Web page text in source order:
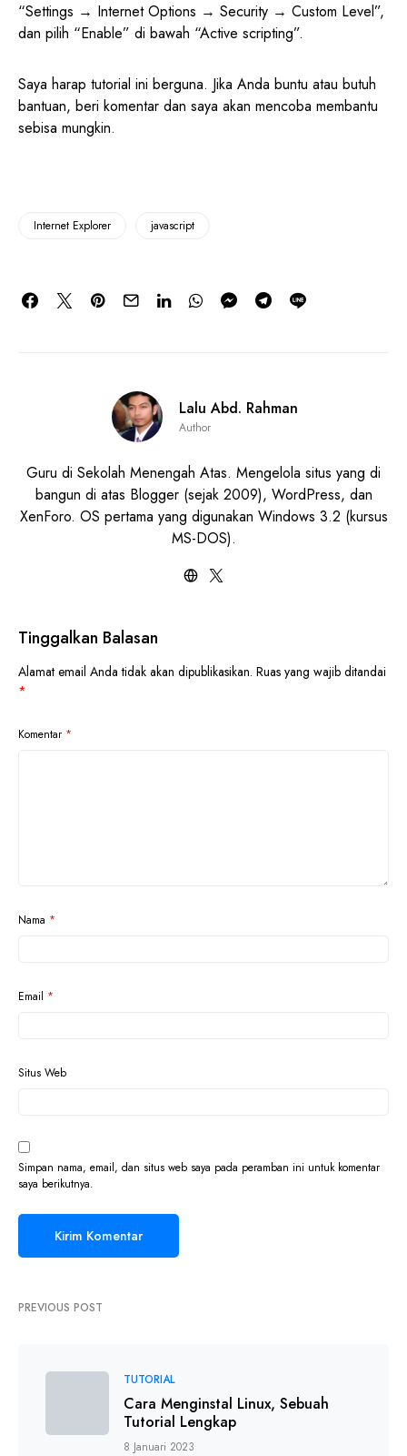
“Settings → Internet Options → Security → Custom Level”,
dan pilih “Enable” di bawah “Active scripting”.
Saya harap tutorial ini berguna. Jika Anda buntu atau butuh
bantuan, beri komentar dan saya akan mencoba membantu
sebisa mungkin.
Internet Explorer javascript
Lalu Abd. Rahman
Author
Guru di Sekolah Menengah Atas. Mengelola situs yang di
bangun di atas Blogger (sejak 2009), WordPress, dan
XenForo. OS pertama yang digunakan Windows 3.2 (kursus
MS-DOS).
Tinggalkan Balasan
Alamat email Anda tidak akan dipublikasikan. Ruas yang wajib ditandai
*
Komentar *
Nama *
Email *
Situs Web
Simpan nama, email, dan situs web saya pada peramban ini untuk komentar
saya berikutnya.
PREVIOUS POST
TUTORIAL
Cara Menginstal Linux, Sebuah
Tutorial Lengkap
8 Januari 2023